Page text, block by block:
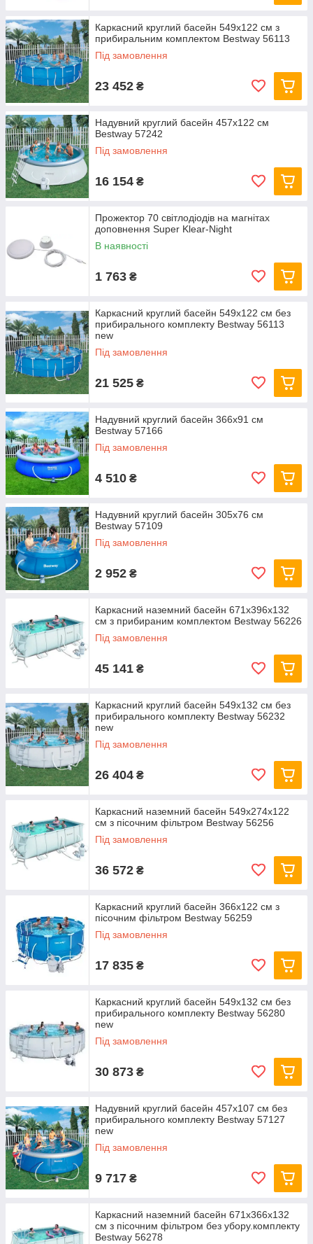
Каркасний круглий басейн 549x122 см з
прибиральним комплектом Bestway 56113
Під замовлення
23 452 ₴
Надувний круглий басейн 457х122 см
Bestway 57242
Під замовлення
16 154 ₴
Прожектор 70 світлодіодів на магнітах
доповнення Super Klear-Night
В наявності
1 763 ₴
Каркасний круглий басейн 549x122 см без
прибирального комплекту Bestway 56113
new
Під замовлення
21 525 ₴
Надувний круглий басейн 366х91 см
Bestway 57166
Під замовлення
4 510 ₴
Надувний круглий басейн 305х76 см
Bestway 57109
Під замовлення
2 952 ₴
Каркасний наземний басейн 671x396x132
см з прибираним комплектом Bestway 56226
Під замовлення
45 141 ₴
Каркасний круглий басейн 549x132 см без
прибирального комплекту Bestway 56232
new
Під замовлення
26 404 ₴
Каркасний наземний басейн 549x274x122
см з пісочним фільтром Bestway 56256
Під замовлення
36 572 ₴
Каркасний круглий басейн 366x122 см з
пісочним фільтром Bestway 56259
Під замовлення
17 835 ₴
Каркасний круглий басейн 549x132 см без
прибирального комплекту Bestway 56280
new
Під замовлення
30 873 ₴
Надувний круглий басейн 457х107 см без
прибирального комплекту Bestway 57127
new
Під замовлення
9 717 ₴
Каркасний наземний басейн 671x366x132
см з пісочним фільтром без убору.комплекту
Bestway 56278